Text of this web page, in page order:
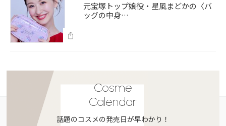
元宝塚トップ娘役・星風まどかの〈バ
ッグの中身…
Cosme
Calendar
話題のコスメの発売日が早わかり！